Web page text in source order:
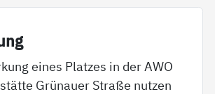
eines Platzes in der AWO
Grünauer Straße nutzen